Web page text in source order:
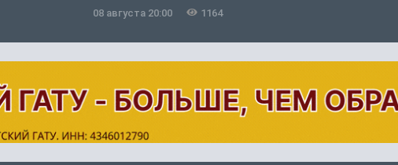
08 августа 20:00 1164